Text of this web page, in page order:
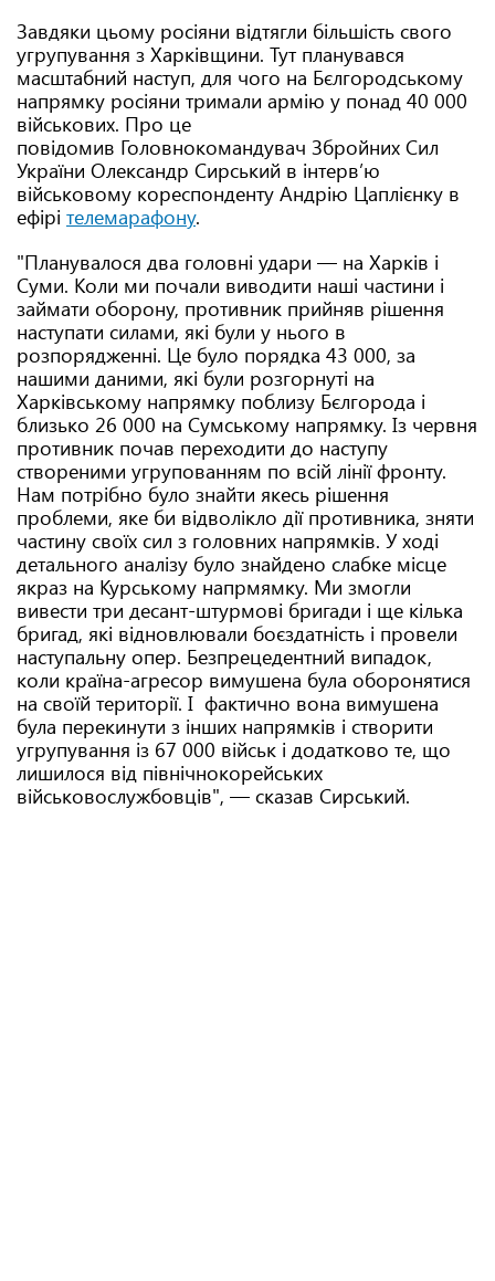
Завдяки цьому росіяни відтягли більшість свого
угрупування з Харківщини. Тут планувався
масштабний наступ, для чого на Бєлгородському
напрямку росіяни тримали армію у понад 40 000
військових. Про це
повідомив Головнокомандувач Збройних Сил
України Олександр Сирський в інтервʼю
військовому кореспонденту Андрію Цаплієнку в
ефірі телемарафону.
"Планувалося два головні удари — на Харків і
Суми. Коли ми почали виводити наші частини і
займати оборону, противник прийняв рішення
наступати силами, які були у нього в
розпорядженні. Це було порядка 43 000, за
нашими даними, які були розгорнуті на
Харківському напрямку поблизу Бєлгорода і
близько 26 000 на Сумському напрямку. Із червня
противник почав переходити до наступу
створеними угрупованням по всій лінії фронту.
Нам потрібно було знайти якесь рішення
проблеми, яке би відволікло дії противника, зняти
частину своїх сил з головних напрямків. У ході
детального аналізу було знайдено слабке місце
якраз на Курському напрмямку. Ми змогли
вивести три десант-штурмові бригади і ще кілька
бригад, які відновлювали боєздатність і провели
наступальну опер. Безпрецедентний випадок,
коли країна-агресор вимушена була оборонятися
на своїй території. І фактично вона вимушена
була перекинути з інших напрямків і створити
угрупування із 67 000 військ і додатково те, що
лишилося від північнокорейських
військовослужбовців", — сказав Сирський.